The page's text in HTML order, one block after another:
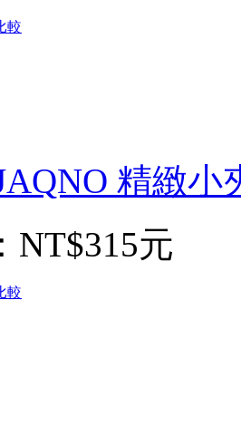
較
精緻小
NT$315元
較